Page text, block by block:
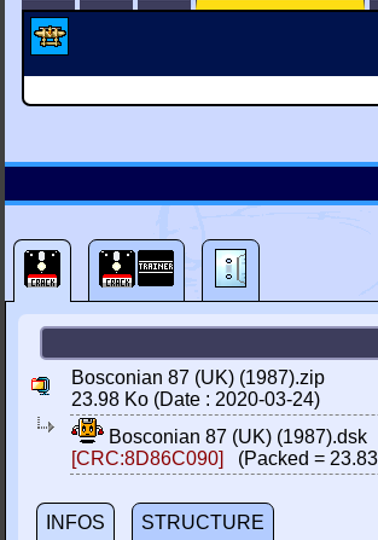
Bosconian 87 (UK) (1987).zip
23.98 Ko (Date : 2020-03-24)
Bosconian 87 (UK) (1987).dsk
[CRC:8D86C090]
(Packed =
INFOS
STRUCTURE